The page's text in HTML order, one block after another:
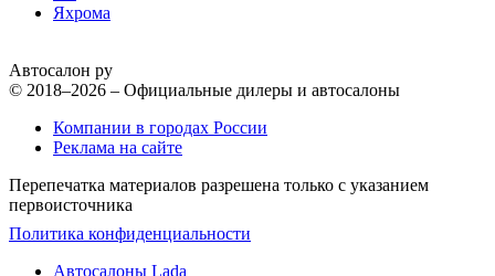
Яхрома
Автосалон ру
© 2018–2026 – Официальные дилеры и автосалоны
Компании в городах России
Реклама на сайте
Перепечатка материалов разрешена только с указанием
первоисточника
Политика конфиденциальности
Автосалоны Lada